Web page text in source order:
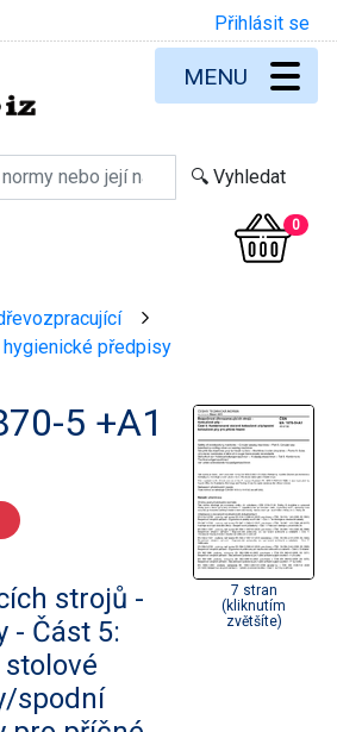
Přihlásit se
0
MENU
předpisy
5 +A1
strojů -
- Část 5:
spodní
7 stran
(kliknutím
zvětšíte)